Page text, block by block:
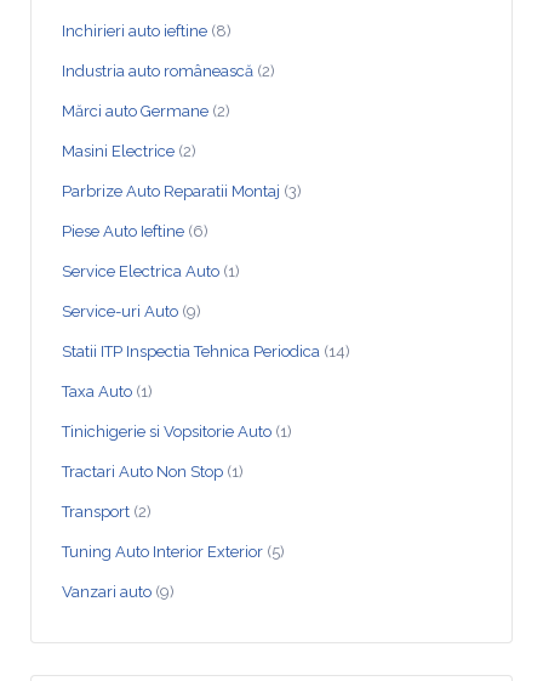
Inchirieri auto ieftine (8)
Industria auto românească (2)
Mărci auto Germane (2)
Masini Electrice (2)
Parbrize Auto Reparatii Montaj (3)
Piese Auto Ieftine (6)
Service Electrica Auto (1)
Service-uri Auto (9)
Statii ITP Inspectia Tehnica Periodica (14)
Taxa Auto (1)
Tinichigerie si Vopsitorie Auto (1)
Tractari Auto Non Stop (1)
Transport (2)
Tuning Auto Interior Exterior (5)
Vanzari auto (9)